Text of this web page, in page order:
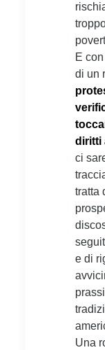
E
di un
diritti
ci
tratta
e di
Una